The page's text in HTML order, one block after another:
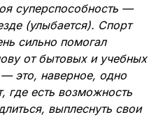
суперспособность —
(улыбается). Спорт
сильно помогал
от бытовых и учебных
это, наверное, одно
где есть возможность
выплеснуть свои